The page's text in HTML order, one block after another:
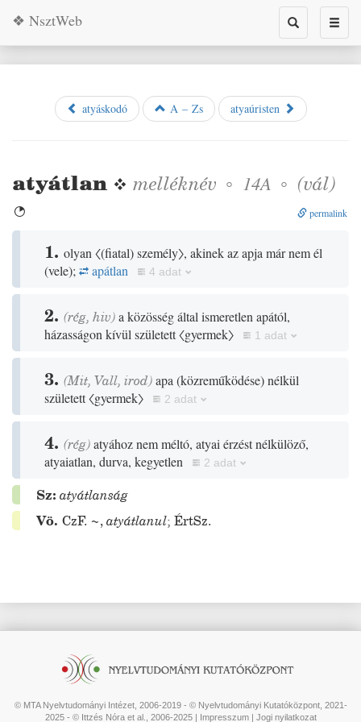
Toggle
search
❖ NsztWeb
atyáskodó A – Zs atyaúristen
atyátlan ❖ melléknév ◦ 14A ◦ (vál)
 permalink
1. olyan 〈(fiatal)személy〉, akinek az apja már nem él
(vele); apátlan 4 adat
2. (rég, hiv)a közösség által ismeretlen apától,
házasságon kívül született〈gyermek〉 1 adat
3. (Mit, Vall, irod)apa (közreműködése)nélkül
született〈gyermek〉 2 adat
4. (rég)atyához nem méltó, atyai érzést nélkülöző,
atyaiatlan, durva, kegyetlen
2 adat
Sz: atyátlanság
Vö. CzF. ~,atyátlanul; ÉrtSz.
© MTA Nyelvtudományi Intézet, 2006-2019 - © Nyelvtudományi Kutatóközpont, 2021-
2025 - © Ittzés Nóra et al., 2006-2025 | Impresszum| Jogi nyilatkozat